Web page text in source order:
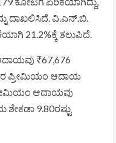
ದಾಖಲಿಸಿದೆ. ವಿ.ಎನ್.ಬಿ.
21.2%ಕ್ಕೆ ತಲುಪಿದೆ.
₹67,676
ಪ್ರೀಮಿಯಂ ಆದಾಯ
ಆದಾಯವು
9.80ರಷ್ಟು